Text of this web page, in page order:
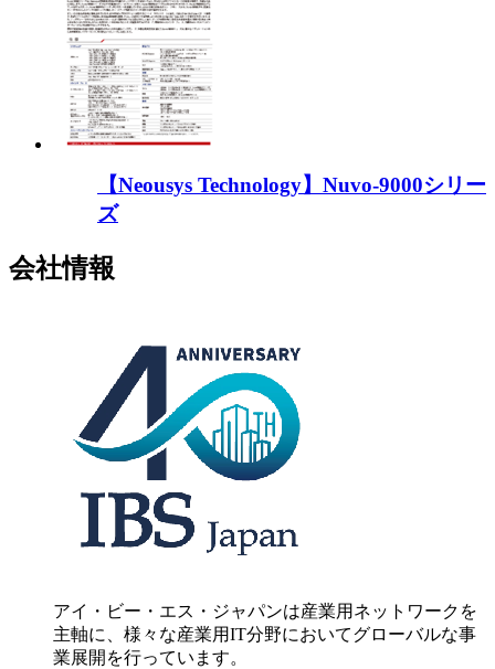
【Neousys Technology】Nuvo-9000シリー
ズ
会社情報
アイ・ビー・エス・ジャパンは産業用ネットワークを
主軸に、様々な産業用IT分野においてグローバルな事
業展開を行っています。